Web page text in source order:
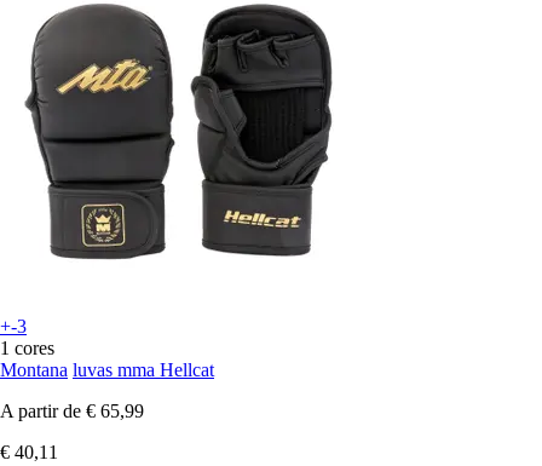
+-3
1 cores
Montana luvas mma Hellcat
A partir de € 65,99
€ 40,11